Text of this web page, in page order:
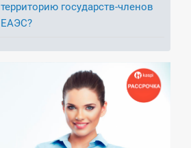
территорию государств-членов
ЕАЭС?